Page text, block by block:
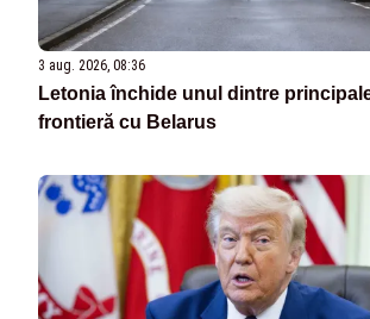
3 aug. 2026, 08:36
Letonia închide unul dintre
frontieră cu Belarus